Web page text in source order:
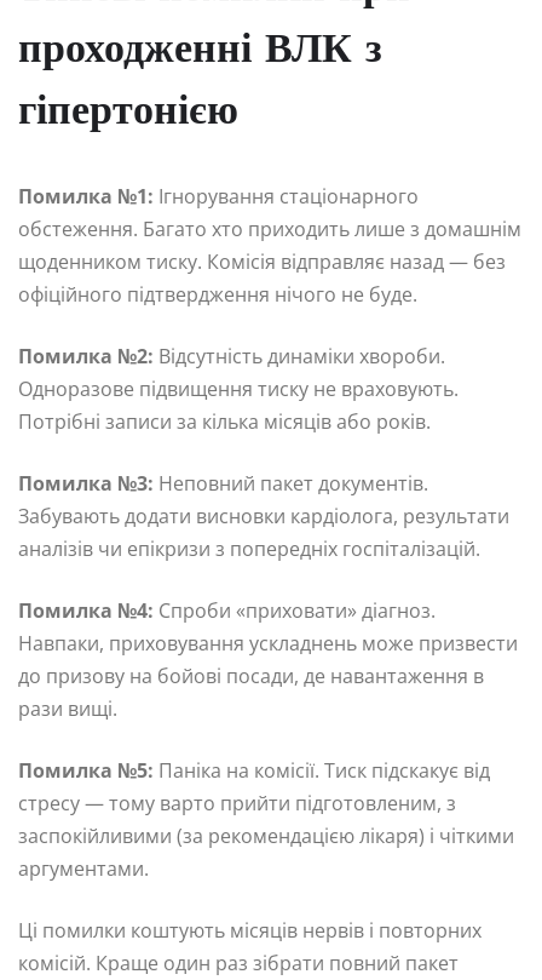
проходженні ВЛК з
гіпертонією
Помилка №1: Ігнорування стаціонарного
обстеження. Багато хто приходить лише з домашнім
щоденником тиску. Комісія відправляє назад — без
офіційного підтвердження нічого не буде.
Помилка №2: Відсутність динаміки хвороби.
Одноразове підвищення тиску не враховують.
Потрібні записи за кілька місяців або років.
Помилка №3: Неповний пакет документів.
Забувають додати висновки кардіолога, результати
аналізів чи епікризи з попередніх госпіталізацій.
Помилка №4: Спроби «приховати» діагноз.
Навпаки, приховування ускладнень може призвести
до призову на бойові посади, де навантаження в
рази вищі.
Помилка №5: Паніка на комісії. Тиск підскакує від
стресу — тому варто прийти підготовленим, з
заспокійливими (за рекомендацією лікаря) і чіткими
аргументами.
Ці помилки коштують місяців нервів і повторних
комісій. Краще один раз зібрати повний пакет